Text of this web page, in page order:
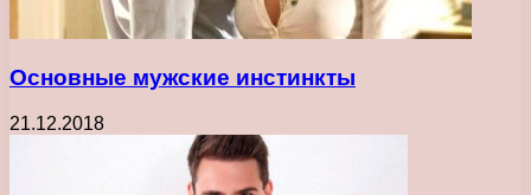
Основные мужские инстинкты
21.12.2018